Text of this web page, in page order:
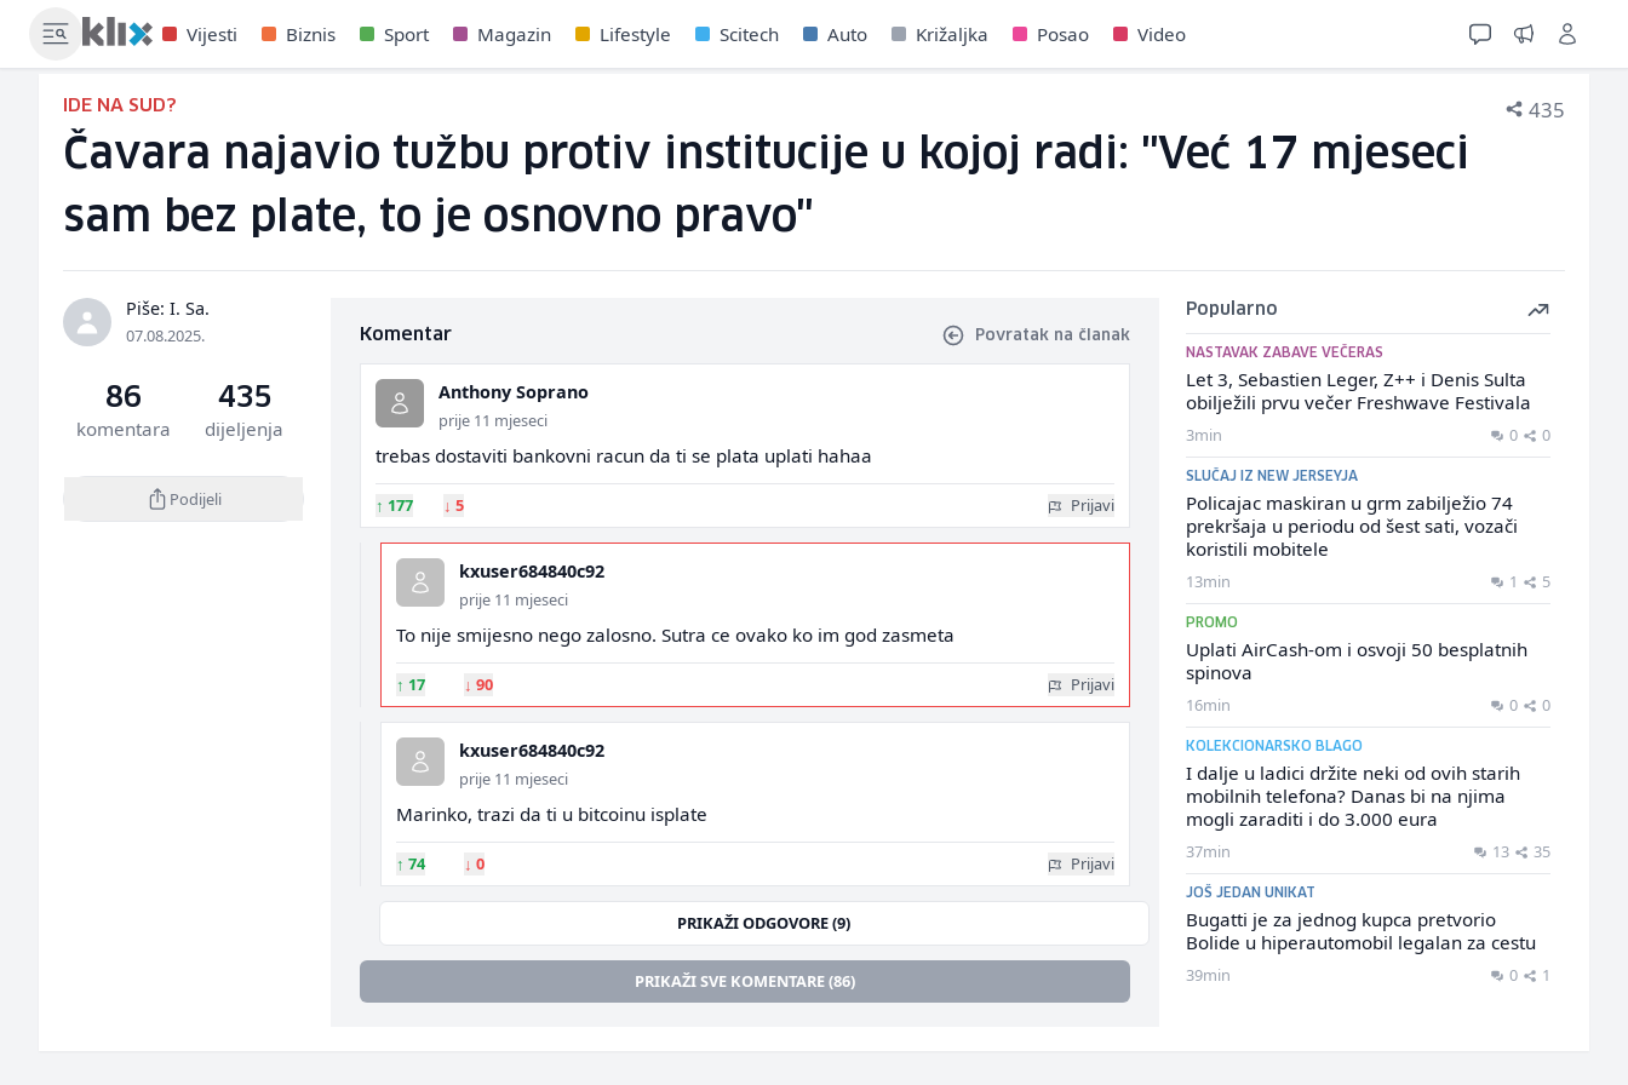
Vijesti Biznis Sport Magazin Lifestyle Scitech Auto Križaljka Posao Video
IDE NA SUD? 435
Čavara najavio tužbu protiv institucije u kojoj radi: "Već 17 mjeseci
sam bez plate, to je osnovno pravo"
Piše: I. Sa.
07.08.2025.
86
komentara
435
dijeljenja
Podijeli
Komentar Povratak na članak
Anthony Soprano
prije 11 mjeseci
trebas dostaviti bankovni racun da ti se plata uplati hahaa
↑ 177 ↓ 5 Prijavi
kxuser684840c92
prije 11 mjeseci
To nije smijesno nego zalosno. Sutra ce ovako ko im god zasmeta
↑ 17 ↓ 90 Prijavi
kxuser684840c92
prije 11 mjeseci
Marinko, trazi da ti u bitcoinu isplate
↑ 74 ↓ 0 Prijavi
PRIKAŽI ODGOVORE (9)
PRIKAŽI SVE KOMENTARE (86)
Popularno
NASTAVAK ZABAVE VEČERAS
Let 3, Sebastien Leger, Z++ i Denis Sulta
obilježili prvu večer Freshwave Festivala
3min 0 0
SLUČAJ IZ NEW JERSEYJA
Policajac maskiran u grm zabilježio 74
prekršaja u periodu od šest sati, vozači
koristili mobitele
13min 1 5
PROMO
Uplati AirCash-om i osvoji 50 besplatnih
spinova
16min 0 0
KOLEKCIONARSKO BLAGO
I dalje u ladici držite neki od ovih starih
mobilnih telefona? Danas bi na njima
mogli zaraditi i do 3.000 eura
37min 13 35
JOŠ JEDAN UNIKAT
Bugatti je za jednog kupca pretvorio
Bolide u hiperautomobil legalan za cestu
39min 0 1